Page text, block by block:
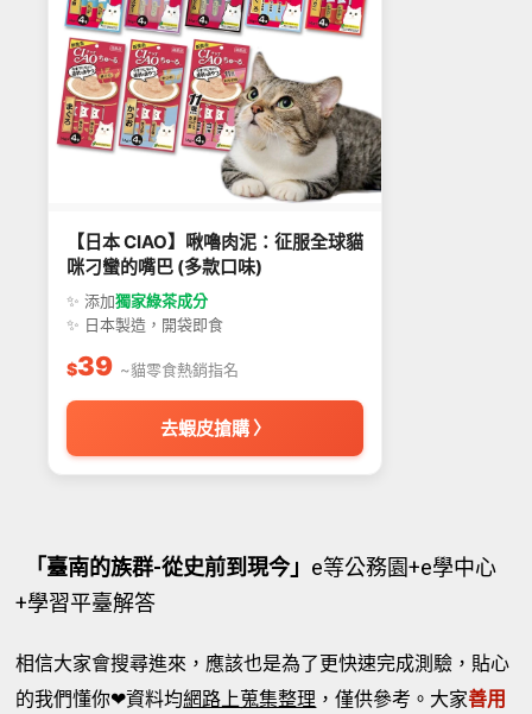
【日本 CIAO】啾嚕肉泥：征服全球貓
咪刁蠻的嘴巴 (多款口味)
✨ 添加獨家綠茶成分
✨ 日本製造，開袋即食
$39 ~貓零食熱銷指名
去蝦皮搶購 〉
「臺南的族群-從史前到現今」 e等公務園+e學中心
+學習平臺解答
相信大家會搜尋進來，應該也是為了更快速完成測驗，貼心
的我們懂你❤資料均網路上蒐集整理 ，僅供參考。大家善用